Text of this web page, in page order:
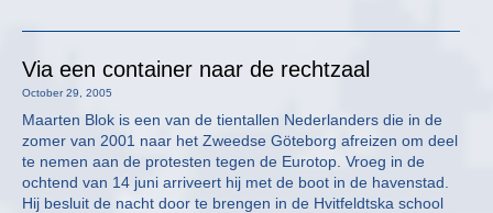
Via een container naar de rechtzaal
October 29, 2005
Maarten Blok is een van de tientallen Nederlanders die in de
zomer van 2001 naar het Zweedse Göteborg afreizen om deel
te nemen aan de protesten tegen de Eurotop. Vroeg in de
ochtend van 14 juni arriveert hij met de boot in de havenstad.
Hij besluit de nacht door te brengen in de Hvitfeldtska school